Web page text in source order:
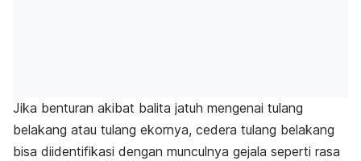
Jika benturan akibat balita jatuh mengenai tulang
belakang atau tulang ekornya, cedera tulang belakang
bisa diidentifikasi dengan munculnya gejala seperti rasa